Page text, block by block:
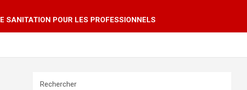
SANITATION POUR LES PROFESSIONNELS
Rechercher